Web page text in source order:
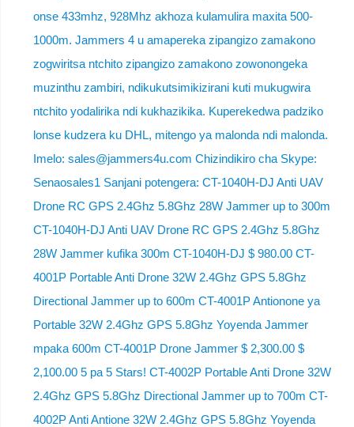
onse 433mhz, 928Mhz akhoza kulamulira maxita 500-
1000m. Jammers 4 u amapereka zipangizo zamakono
zogwiritsa ntchito zipangizo zamakono zowonongeka
muzinthu zambiri, ndikukutsimikizirani kuti mukugwira
ntchito yodalirika ndi kukhazikika. Kuperekedwa padziko
lonse kudzera ku DHL, mitengo ya malonda ndi malonda.
Imelo: sales@jammers4u.com Chizindikiro cha Skype:
Senaosales1 Sanjani potengera: CT-1040H-DJ Anti UAV
Drone RC GPS 2.4Ghz 5.8Ghz 28W Jammer up to 300m
CT-1040H-DJ Anti UAV Drone RC GPS 2.4Ghz 5.8Ghz
28W Jammer kufika 300m CT-1040H-DJ $ 980.00 CT-
4001P Portable Anti Drone 32W 2.4Ghz GPS 5.8Ghz
Directional Jammer up to 600m CT-4001P Antionone ya
Portable 32W 2.4Ghz GPS 5.8Ghz Yoyenda Jammer
mpaka 600m CT-4001P Drone Jammer $ 2,300.00 $
2,100.00 5 pa 5 Stars! CT-4002P Portable Anti Drone 32W
2.4Ghz GPS 5.8Ghz Directional Jammer up to 700m CT-
4002P Anti Antione 32W 2.4Ghz GPS 5.8Ghz Yoyenda